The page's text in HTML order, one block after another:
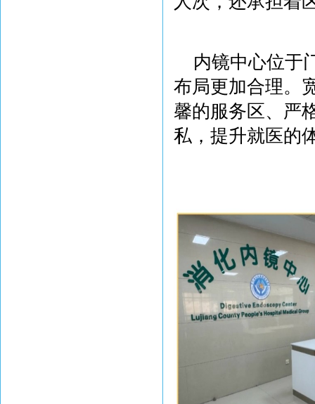
内镜中心位于
布局更加合理。
馨的服务区、严
私，提升就医的